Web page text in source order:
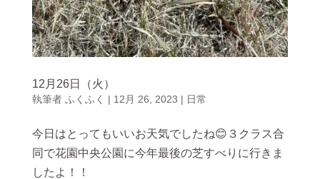
12月26日（火）
執筆者 ふくふく | 12月 26, 2023 | 日常
今日はとってもいいお天気でしたね😊３クラス合
同で花園中央公園に今年最後の芝すべりに行きま
したよ！！